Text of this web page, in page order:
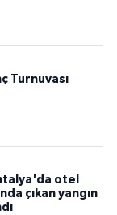
Turnuvası
otel
çıkan yangın